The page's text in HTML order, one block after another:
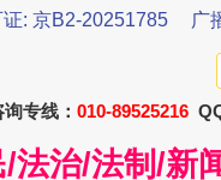
证: 京B2-20251785
广
专线： 010-89525216
法治/法制/新